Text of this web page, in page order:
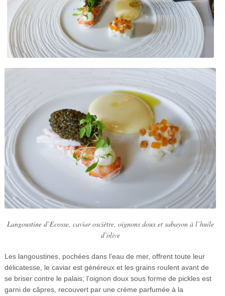
Langoustine d’Ecosse, caviar osciètre, oignons doux et sabayon à l’huile
d’olive
Les langoustines, pochées dans l’eau de mer, offrent toute leur
délicatesse, le caviar est généreux et les grains roulent avant de
se briser contre le palais; l’oignon doux sous forme de pickles est
garni de câpres, recouvert par une crème parfumée à la